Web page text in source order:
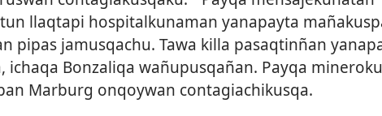
llaqtapi hospitalkunaman yanapayta
pipas jamusqachu. Tawa killa pasaqtinñan
ichaqa Bonzaliqa wañupusqañan. Payqa
Marburg onqoywan contagiachikusqa.